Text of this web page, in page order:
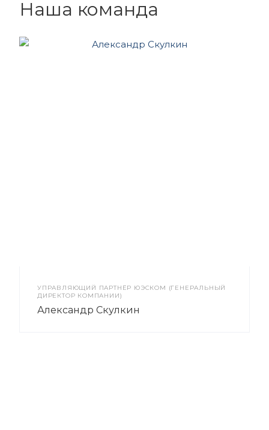
Наша команда
УПРАВЛЯЮЩИЙ ПАРТНЁР ЮЭСКОМ (ГЕНЕРАЛЬНЫЙ
ДИРЕКТОР КОМПАНИИ)
Александр Скулкин